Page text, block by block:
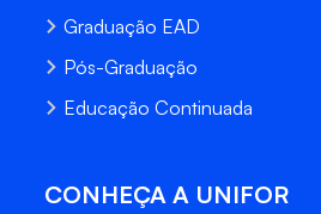
Graduação EAD
Pós-Graduação
Educação Continuada
CONHEÇA A UNIFOR